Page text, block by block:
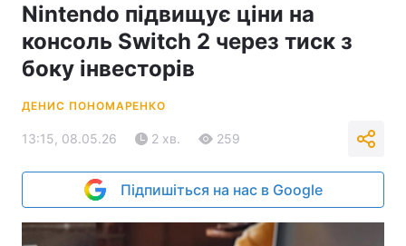
Nintendo підвищує ціни на
консоль Switch 2 через тиск з
боку інвесторів
ДЕНИС ПОНОМАРЕНКО
13:15, 08.05.26 2 хв. 259
Підпишіться на нас в Google